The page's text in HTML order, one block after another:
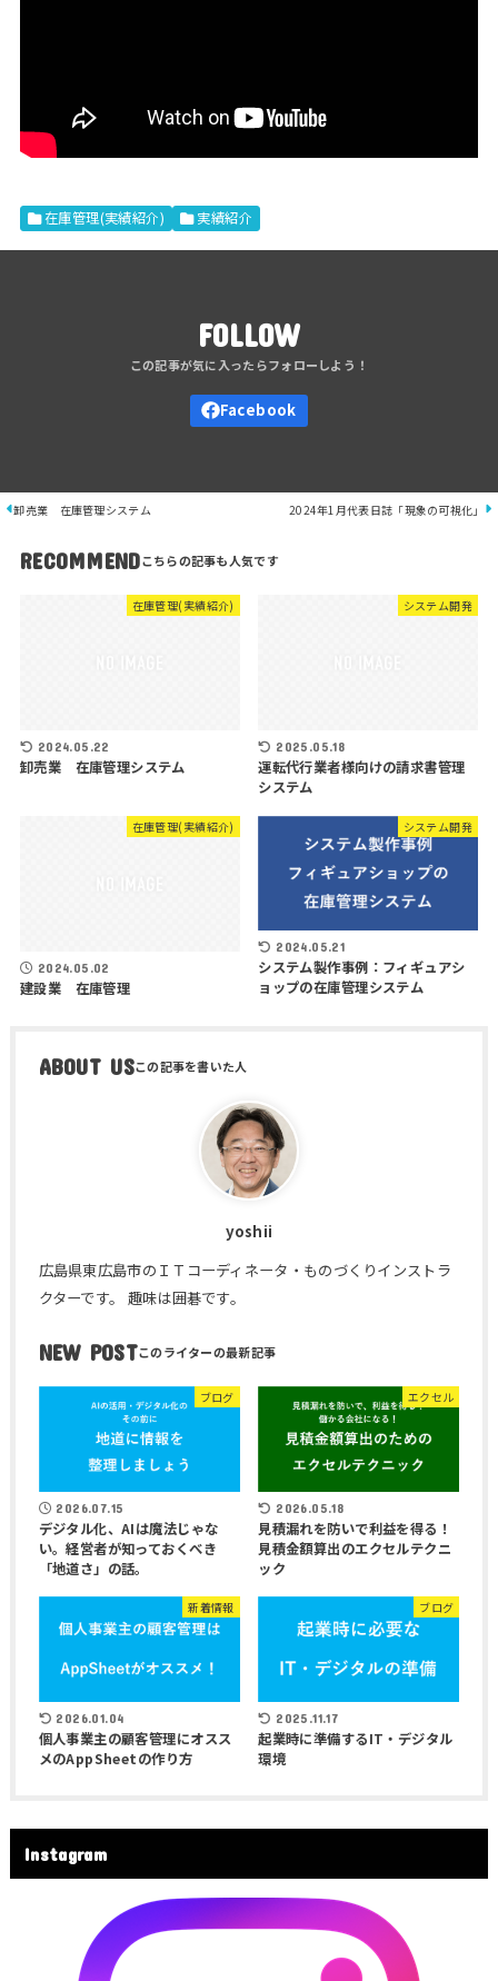
在庫管理(実績紹介) 実績紹介
FOLLOW
卸売業 在庫管理システム 2024年1月代表日誌「現象の可視化」
RECOMMEND
在庫管理(実績紹介)
2024.05.22
卸売業 在庫管理システム
システム開発
2025.05.18
運転代行業者様向けの請求書管理
システム
在庫管理(実績紹介)
2024.05.02
建設業 在庫管理
システム開発
2024.05.21
システム製作事例：フィギュアシ
ョップの在庫管理システム
ABOUT US
yoshii
広島県東広島市のＩＴコーディネータ・ものづくりインストラ
クターです。 趣味は囲碁です。
NEW POST
ブログ
2026.07.15
デジタル化、AIは魔法じゃな
い。経営者が知っておくべき
「地道さ」の話。
エクセル
2026.05.18
見積漏れを防いで利益を得る！
見積金額算出のエクセルテクニ
ック
新着情報
2026.01.04
個人事業主の顧客管理にオスス
メのAppSheetの作り方
ブログ
2025.11.17
起業時に準備するIT・デジタル
環境
Instagram